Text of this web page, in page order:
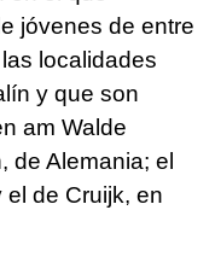
jóvenes de entre
localidades
y que son
am Walde
de Alemania; el
de Cruijk, en